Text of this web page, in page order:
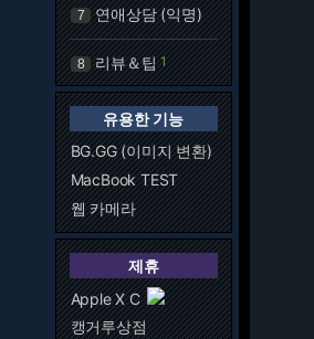
7 연애상담 (익명)
8 리뷰＆팁 1
유용한 기능
BG.GG (이미지 변환)
MacBook TEST
웹 카메라
제휴
Apple X C
캥거루상점